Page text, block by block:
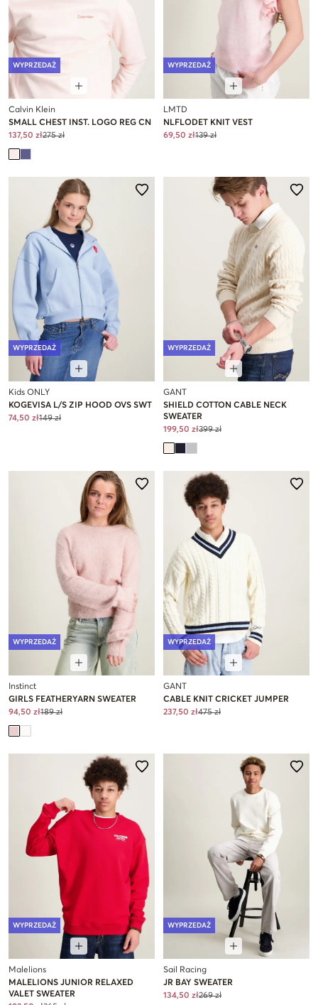
WYPRZEDAŻ
Calvin Klein
SMALL CHEST INST. LOGO REG CN
137,50 zł275 zł
WYPRZEDAŻ
LMTD
NLFLODET KNIT VEST
69,50 zł139 zł
WYPRZEDAŻ
Kids ONLY
KOGEVISA L/S ZIP HOOD OVS SWT
74,50 zł149 zł
WYPRZEDAŻ
GANT
SHIELD COTTON CABLE NECK
SWEATER
199,50 zł399 zł
WYPRZEDAŻ
Instinct
GIRLS FEATHERYARN SWEATER
94,50 zł189 zł
WYPRZEDAŻ
GANT
CABLE KNIT CRICKET JUMPER
237,50 zł475 zł
WYPRZEDAŻ
Malelions
MALELIONS JUNIOR RELAXED
VALET SWEATER
WYPRZEDAŻ
Sail Racing
JR BAY SWEATER
134,50 zł269 zł